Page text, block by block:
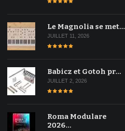
Le Magnolia se met…
JUILLET 11, 2026
Babicz et Gotoh pr…
JUILLET 2, 2026
Roma Modulare
2026…